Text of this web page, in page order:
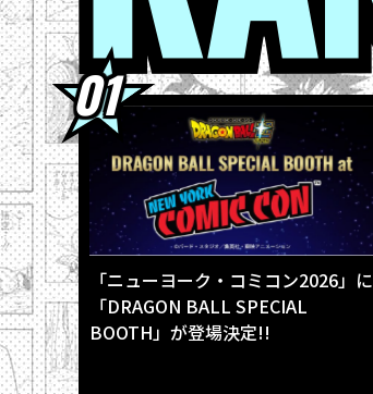
「ニューヨーク・コミコン2026」に
「DRAGON BALL SPECIAL
BOOTH」が登場決定!!